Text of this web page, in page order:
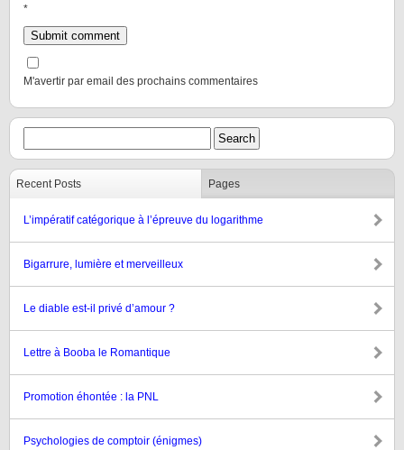
*
M'avertir par email des prochains commentaires
Recent Posts Pages
L’impératif catégorique à l’épreuve du logarithme
Bigarrure, lumière et merveilleux
Le diable est-il privé d’amour ?
Lettre à Booba le Romantique
Promotion éhontée : la PNL
Psychologies de comptoir (énigmes)